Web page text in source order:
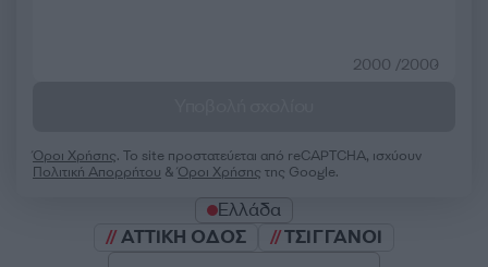
2000 /2000
Όροι Χρήσης. Το site προστατεύεται από reCAPTCHA, ισχύουν
Πολιτική Απορρήτου &Όροι Χρήσης της Google.
Ελλάδα
ΑΤΤΙΚΗ ΟΔΟΣ
ΤΣΙΓΓΑΝΟΙ